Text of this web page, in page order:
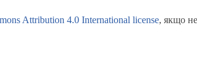
Attribution 4.0 International license, якщо